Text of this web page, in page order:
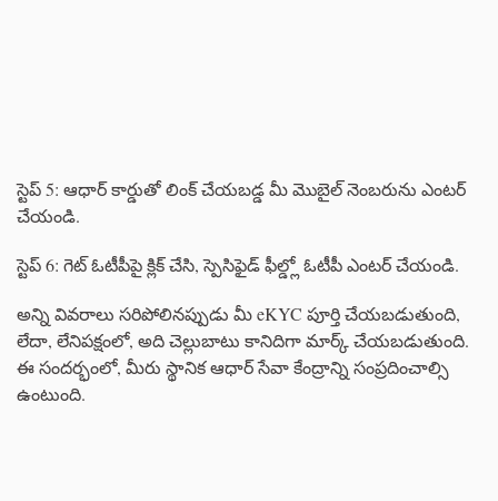
స్టెప్ 5: ఆధార్ కార్డుతో లింక్ చేయబడ్డ మీ మొబైల్ నెంబరును ఎంటర్
చేయండి.
స్టెప్ 6: గెట్ ఓటీపీపై క్లిక్ చేసి, స్పెసిఫైడ్ ఫీల్డ్లో ఓటీపీ ఎంటర్ చేయండి.
అన్ని వివరాలు సరిపోలినప్పుడు మీ eKYC పూర్తి చేయబడుతుంది,
లేదా, లేనిపక్షంలో, అది చెల్లుబాటు కానిదిగా మార్క్ చేయబడుతుంది.
ఈ సందర్భంలో, మీరు స్థానిక ఆధార్ సేవా కేంద్రాన్ని సంప్రదించాల్సి
ఉంటుంది.